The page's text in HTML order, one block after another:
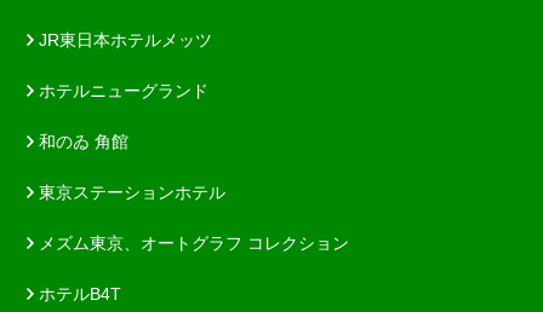
JR東日本ホテルメッツ
ホテルニューグランド
和のゐ 角館
東京ステーションホテル
メズム東京、オートグラフ コレクション
ホテルB4T